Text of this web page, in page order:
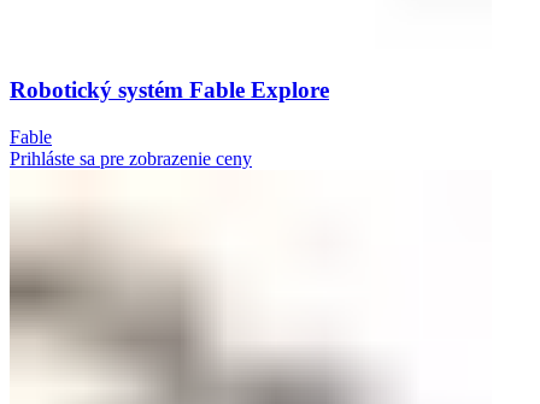
Robotický systém Fable Explore
Fable
Prihláste sa pre zobrazenie ceny